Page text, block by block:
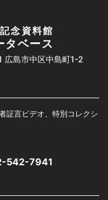
念資料館
タベース
広島市中区中島町1-2
証言ビデオ、特別コレクシ
542-7941